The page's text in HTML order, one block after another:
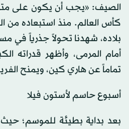
الصيف: «يجب أن يكون على متن
كأس العالم. منذ استبعاده من
بلاده، شهدنا تحولاً جذرياً في
أمام المرمى، وأظهر قدراته
تماماً عن هاري كين، ويمنح
أسبوع حاسم لأستون فيلا
بعد بداية بطيئة للموسم؛